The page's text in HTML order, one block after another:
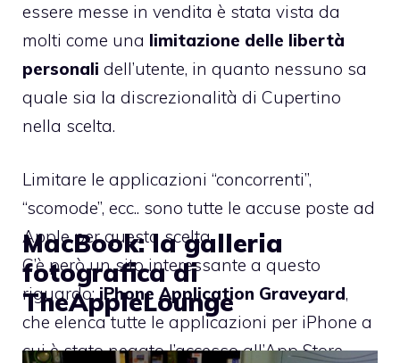
essere messe in vendita è stata vista da
molti come una limitazione delle libertà
personali dell’utente, in quanto nessuno sa
quale sia la discrezionalità di Cupertino
nella scelta.
Limitare le applicazioni “concorrenti”,
“scomode”, ecc.. sono tutte le accuse poste ad
Apple per questa scelta.
C’è però un sito interessante a questo
riguardo:iPhone Application Graveyard,
che elenca tutte le applicazioni per iPhone a
cui è stato negato l’accesso all’App Store.
MacBook: la galleria
fotografica di
TheAppleLounge